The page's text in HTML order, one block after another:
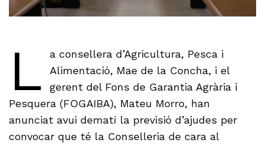
L
a consellera d’Agricultura, Pesca i
Alimentació, Mae de la Concha, i el
gerent del Fons de Garantia Agrària i
Pesquera (FOGAIBA), Mateu Morro, han
anunciat avui dematí la previsió d’ajudes per
convocar que té la Conselleria de cara al